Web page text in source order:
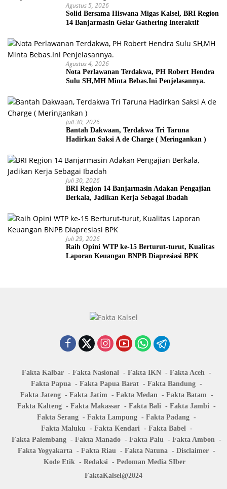
Agustus 5, 2026
Solid Bersama Hiswana Migas Kalsel, BRI Region
14 Banjarmasin Gelar Gathering Interaktif
Agustus 4, 2026
Nota Perlawanan Terdakwa, PH Robert Hendra
Sulu SH,MH Minta Bebas.Ini Penjelasannya.
Juli 30, 2026
Bantah Dakwaan, Terdakwa Tri Taruna
Hadirkan Saksi A de Charge ( Meringankan )
Juli 30, 2026
BRI Region 14 Banjarmasin Adakan Pengajian
Berkala, Jadikan Kerja Sebagai Ibadah
Juli 29, 2026
Raih Opini WTP ke-15 Berturut-turut, Kualitas
Laporan Keuangan BNPB Diapresiasi BPK
Fakta Kalbar Fakta Nasional Fakta IKN
Fakta Aceh
Fakta Papua
Fakta Papua Barat
Fakta Bandung
Fakta Jateng
Fakta Jatim Fakta Medan
Fakta Batam
Fakta Kalteng
Fakta Makassar Fakta Bali
Fakta Jambi
Fakta Serang
Fakta Lampung
Fakta Padang
Fakta Maluku
Fakta Kendari
Fakta Babel
Fakta Palembang
Fakta Manado Fakta Palu
Fakta Ambon
Fakta Yogyakarta
Fakta Riau Fakta Natuna
Disclaimer
Kode Etik
Redaksi
Pedoman Media SIber
FaktaKalsel@2024